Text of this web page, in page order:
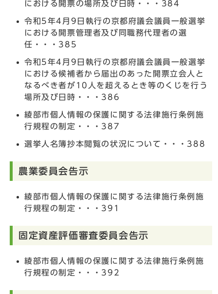
における開票の場所及び日時・・・384
令和5年4月9日執行の京都府議会議員一般選挙
における開票管理者及び同職務代理者の選
任・・・385
令和5年4月9日執行の京都府議会議員一般選挙
における候補者から届出のあった開票立会人と
なるべき者が10人を超えるとき等のくじを行う
場所及び日時・・・386
綾部市個人情報の保護に関する法律施行条例施
行規程の制定・・・387
選挙人名簿抄本閲覧の状況について・・・388
農業委員会告示
綾部市個人情報の保護に関する法律施行条例施
行規程の制定・・・391
固定資産評価審査委員会告示
綾部市個人情報の保護に関する法律施行条例施
行規程の制定・・・392